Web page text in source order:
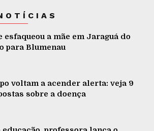
esfaqueou a mãe em Jaraguá do
para Blumenau
voltam a acender alerta: veja 9
sobre a doença